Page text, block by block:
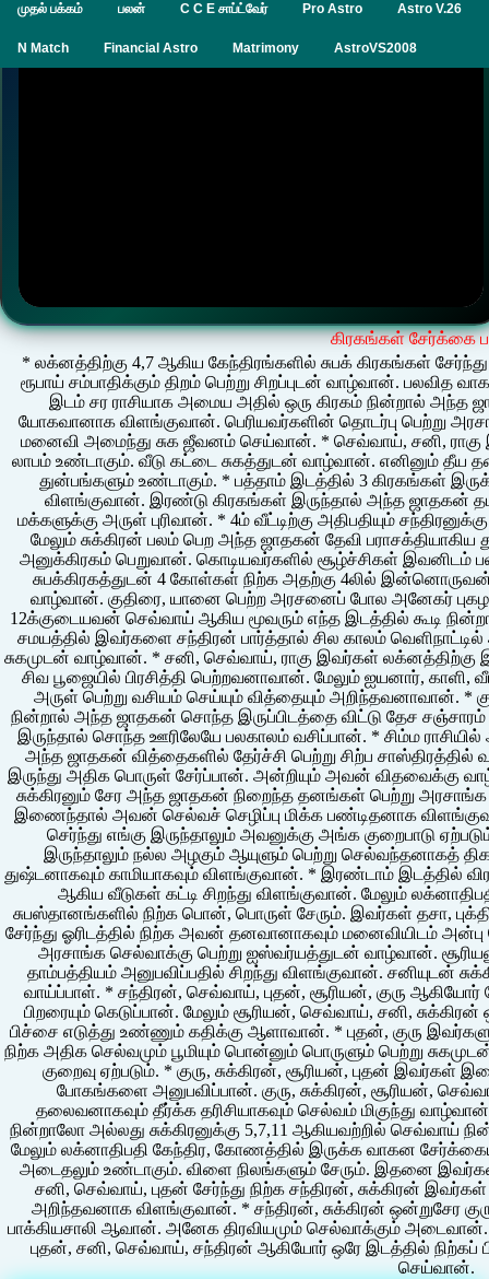
முதல் பக்கம் பலன் C C E சாப்ட்வேர் Pro Astro Astro V.26
N Match Financial Astro Matrimony AstroVS2008
கிரகங்கள் சேர்க்கை
* லக்னத்திற்கு 4,7 ஆகிய கேந்திரங்களில் சுபக் கிரகங்கள்
ரூபாய் சம்பாதிக்கும் திறம் பெற்று சிறப்புடன் வாழ்வான்.
இடம் சர ராசியாக அமைய அதில் ஒரு கிரகம் நின்றால் அந்த
யோகவானாக விளங்குவான். பெரியவர்களின் தொடர்பு பெற்று
மனைவி அமைந்து சுக ஜீவனம் செய்வான். * செவ்வாய், சனி,
லாபம் உண்டாகும். வீடு கட்டை சுகத்துடன் வாழ்வான். எனினும் தீய
துன்பங்களும் உண்டாகும். * பத்தாம் இடத்தில் 3 கிரகங்கள்
விளங்குவான். இரண்டு கிரகங்கள் இருந்தால் அந்த ஜாதகன்
மக்களுக்கு அருள் புரிவான். * 4ம் வீட்டிற்கு அதிபதியும்
மேலும் சுக்கிரன் பலம் பெற அந்த ஜாதகன் தேவி
அனுக்கிரகம் பெறுவான். கொடியவர்களில் சூழ்ச்சிகள் இவனிடம்
சுபக்கிரகத்துடன் 4 கோள்கள் நிற்க அதற்கு 4லில்
வாழ்வான். குதிரை, யானை பெற்ற அரசனைப் போல அனேகர்
12க்குடையவன் செவ்வாய் ஆகிய மூவரும் எந்த இடத்தில் கூடி
சமயத்தில் இவர்களை சந்திரன் பார்த்தால் சில காலம்
சுகமுடன் வாழ்வான். * சனி, செவ்வாய், ராகு இவர்கள்
சிவ பூஜையில் பிரசித்தி பெற்றவனாவான். மேலும் ஐயனார்,
அருள் பெற்று வசியம் செய்யும் வித்தையும் அறிந்தவனாவான். *
நின்றால் அந்த ஜாதகன் சொந்த இருப்பிடத்தை விட்டு தேச
இருந்தால் சொந்த ஊரிலேயே பலகாலம் வசிப்பான். * சிம்ம ராசியில்
அந்த ஜாதகன் வித்தைகளில் தேர்ச்சி பெற்று சிற்ப சாஸ்திரத்தில்
இருந்து அதிக பொருள் சேர்ப்பான். அன்றியும் அவன் விதவைக்கு
சுக்கிரனும் சேர அந்த ஜாதகன் நிறைந்த தனங்கள் பெற்று அரசாங்க
இணைந்தால் அவன் செல்வச் செழிப்பு மிக்க பண்டிதனாக
செர்ந்து எங்கு இருந்தாலும் அவனுக்கு அங்க குறைபாடு
இருந்தாலும் நல்ல அழகும் ஆயுளும் பெற்று செல்வந்தனாகத்
துஷ்டனாகவும் காமியாகவும் விளங்குவான். * இரண்டாம் இடத்தில்
ஆகிய வீடுகள் கட்டி சிறந்து விளங்குவான். மேலும்
சுபஸ்தானங்களில் நிற்க பொன், பொருள் சேரும். இவர்கள் தசா,
சேர்ந்து ஓரிடத்தில் நிற்க அவன் தனவானாகவும் மனைவியிடம்
அரசாங்க செல்வாக்கு பெற்று ஐஸ்வர்யத்துடன் வாழ்வான்.
தாம்பத்தியம் அனுபவிப்பதில் சிறந்து விளங்குவான். சனியுடன்
வாய்ப்பாள். * சந்திரன், செவ்வாய், புதன், சூரியன், குரு
பிறரையும் கெடுப்பான். மேலும் சூரியன், செவ்வாய், சனி,
பிச்சை எடுத்து உண்ணும் கதிக்கு ஆளாவான். * புதன், குரு
நிற்க அதிக செல்வமும் பூமியும் பொன்னும் பொருளும் பெற்று
குறைவு ஏற்படும். * குரு, சுக்கிரன், சூரியன், புதன் இவர்கள்
போகங்களை அனுபவிப்பான். குரு, சுக்கிரன், சூரியன்,
தலைவனாகவும் தீர்க்க தரிசியாகவும் செல்வம் மிகுந்து
நின்றாலோ அல்லது சுக்கிரனுக்கு 5,7,11 ஆகியவற்றில் செவ்வாய்
மேலும் லக்னாதிபதி கேந்திர, கோணத்தில் இருக்க வாகன
அடைதலும் உண்டாகும். விளை நிலங்களும் சேரும். இதனை
சனி, செவ்வாய், புதன் சேர்ந்து நிற்க சந்திரன், சுக்கிரன்
அறிந்தவனாக விளங்குவான். * சந்திரன், சுக்கிரன் ஒன்றுசேர
பாக்கியசாலி ஆவான். அனேக திரவியமும் செல்வாக்கும் அடைவான்.
புதன், சனி, செவ்வாய், சந்திரன் ஆகியோர் ஒரே இடத்தில்
செய்வான்.